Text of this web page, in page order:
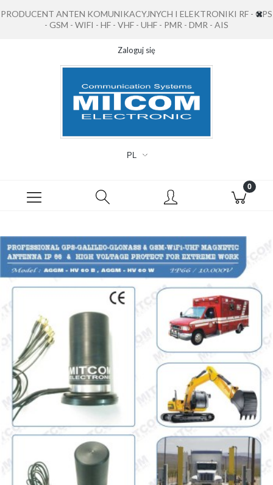
PRODUCENT ANTEN KOMUNIKACYJNYCH I ELEKTRONIKI RF - GPS
- GSM - WIFI - HF - VHF - UHF - PMR - DMR - AIS
Zaloguj się